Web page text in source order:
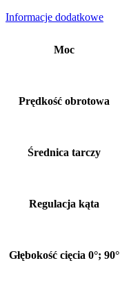
Informacje dodatkowe
Moc
Prędkość obrotowa
Średnica tarczy
Regulacja kąta
Głębokość cięcia 0°; 90°